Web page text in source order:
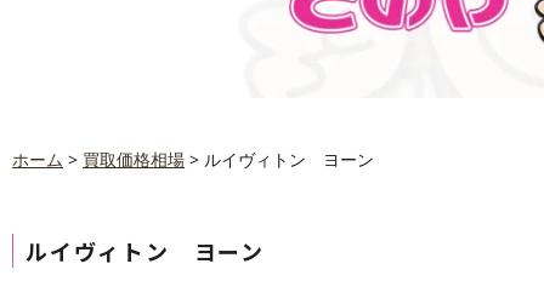
ホーム > 買取価格相場 > ルイヴィトン ヨーン
ルイヴィトン ヨーン